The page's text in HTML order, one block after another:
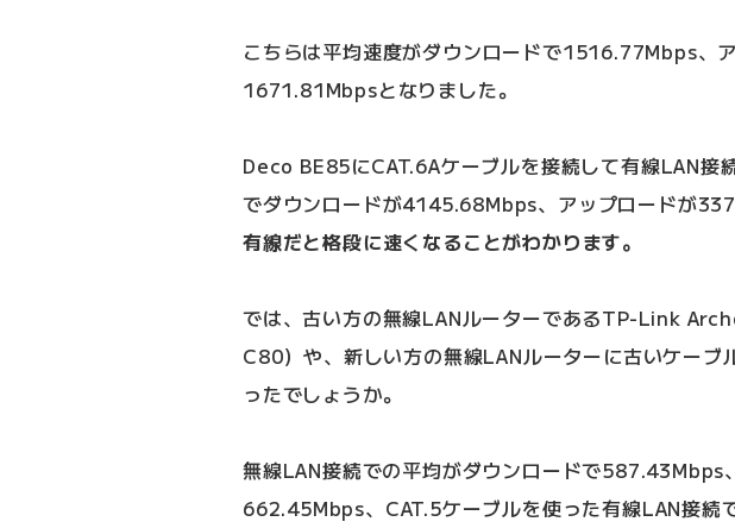
こちらは平均速度がダウンロードで1516.77Mbps、
1671.81Mbpsとなりました。
Deco BE85にCAT.6Aケーブルを接続して有線LAN接
でダウンロードが4145.68Mbps、アップロードが
有線だと格段に速くなることがわかります。
では、古い方の無線LANルーターであるTP-Link
C80）や、新しい方の無線LANルーターに古いケーブ
ったでしょうか。
無線LAN接続での平均がダウンロードで587.43Mbps
662.45Mbps、CAT.5ケーブルを使った有線LAN接続